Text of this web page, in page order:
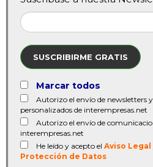
SUSCRIBIRME GRATIS
Marcar todos
Autorizo el envío de newsletters
personalizados de interempresas.net
Autorizo el envío de
interempresas.net
He leído y acepto el Aviso Legal
Protección de Datos